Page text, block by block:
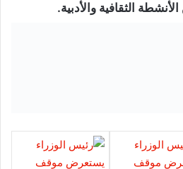
الثقافية والأدبية.